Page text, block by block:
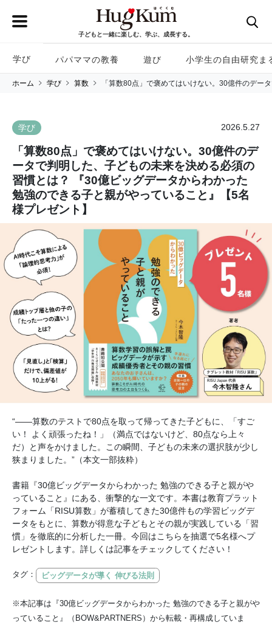
子どもと一緒に楽しむ、学ぶ、成長する。
学び パパママの教養 遊び 小学生の自由研究ま
ホーム 学び 算数 「算数80点」で褒めてはいけない。30億件のデー
学び 2026.5.27
「算数80点」で褒めてはいけない。30億件のデ
ータで判明した、子どもの未来を決める必須の
習慣とは？ 『30億ビッグデータからわかった
勉強のできる子と親がやっていること』【5名
様プレゼント】
“――算数のテストで80点を取って帰ってきた子どもに、「すご
い！ よく頑張ったね！」（満点ではないけど、80点なら上々
だ）と声をかけました。この瞬間、子どもの未来の選択肢が少し
狭まりました。”（本文一部抜粋）
書籍『30億ビッグデータからわかった 勉強のできる子と親がや
っていること』にある、衝撃的な一文です。本書は教育プラット
フォーム「RISU算数」が蓄積してきた30億件もの学習ビッグデ
ータをもとに、算数が得意な子どもとその親が実践している「習
慣」を徹底的に分析した一冊。今回はこちらを抽選で5名様へプ
レゼントします。詳しくは記事をチェックしてください！
タグ： ビッグデータが導く 伸びる法則
※本記事は『30億ビッグデータからわかった 勉強のできる子と親がや
っていること』（BOW&PARTNERS）から転載・再構成していま